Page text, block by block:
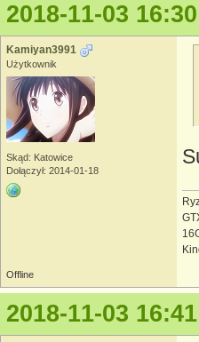
2018-11-03
Kamiyan3991
Użytkownik
Skąd: Katowice
Dołączył: 2014-01-18
Offline
2018-11-03